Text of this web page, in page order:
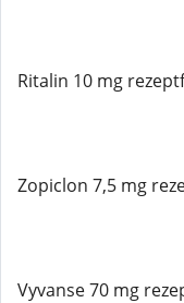
Ritalin 10 mg
Zopiclon 7,5 mg
Vyvanse 70 mg